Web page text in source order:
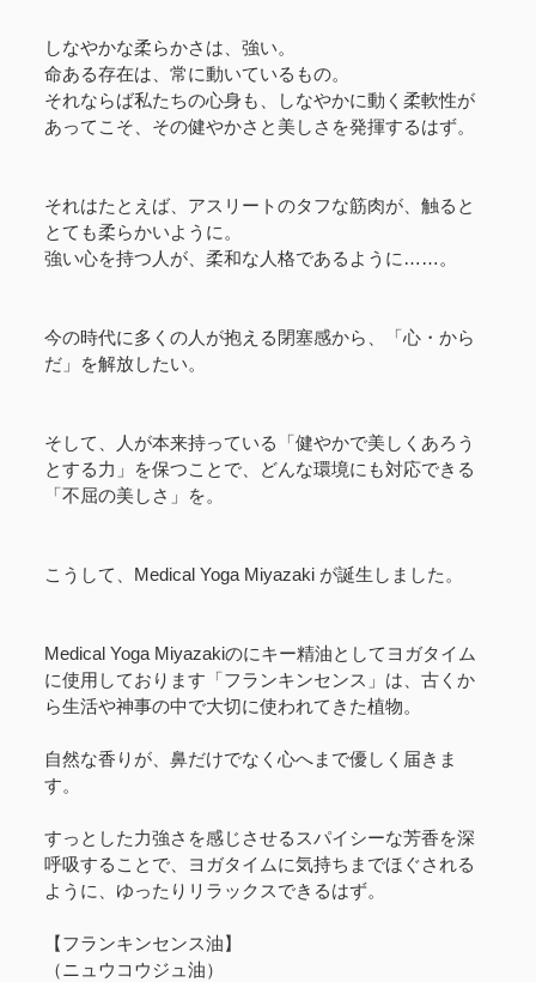
しなやかな柔らかさは、強い。
命ある存在は、常に動いているもの。
それならば私たちの心身も、しなやかに動く柔軟性が
あってこそ、その健やかさと美しさを発揮するはず。
それはたとえば、アスリートのタフな筋肉が、触ると
とても柔らかいように。
強い心を持つ人が、柔和な人格であるように……。
今の時代に多くの人が抱える閉塞感から、「心・から
だ」を解放したい。
そして、人が本来持っている「健やかで美しくあろう
とする力」を保つことで、どんな環境にも対応できる
「不屈の美しさ」を。
こうして、Medical Yoga Miyazaki が誕生しました。
Medical Yoga Miyazakiのにキー精油としてヨガタイム
に使用しております「フランキンセンス」は、古くか
ら生活や神事の中で大切に使われてきた植物。
自然な香りが、鼻だけでなく心へまで優しく届きま
す。
すっとした力強さを感じさせるスパイシーな芳香を深
呼吸することで、ヨガタイムに気持ちまでほぐされる
ように、ゆったりリラックスできるはず。
【フランキンセンス油】
（ニュウコウジュ油）